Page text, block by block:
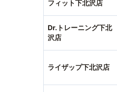
フィット下北沢店
Dr.トレーニング下北
沢店
ライザップ下北沢店